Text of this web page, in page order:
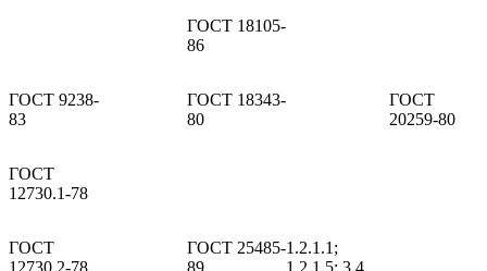
ГОСТ 18105-
86
ГОСТ 9238-
83
ГОСТ 18343-
80
ГОСТ
20259-80
ГОСТ
12730.1-78
ГОСТ
12730.2-78
ГОСТ 25485-
89
1.2.1.1;
1.2.1.5; 3.4